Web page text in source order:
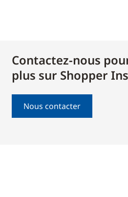
Contactez-nous
plus sur Shopper
Nous contacter